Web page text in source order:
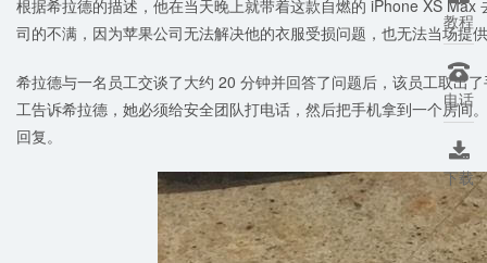
根据希拉德的描述，他在当天晚上就带着这款自燃的 iPhone XS
司的不满，因为苹果公司无法解决他的衣服受损问题，也无法当场提
希拉德与一名员工交谈了大约 20 分钟并回答了问题后，该员工取出
工告诉希拉德，她必须给安全团队打电话，然后把手机拿到一个房间
回复。
教程

电话

下载